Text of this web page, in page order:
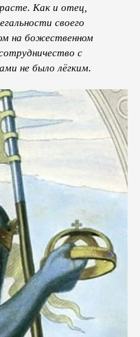
Как и отец,
своего
на божественном
с
не было лёгким.